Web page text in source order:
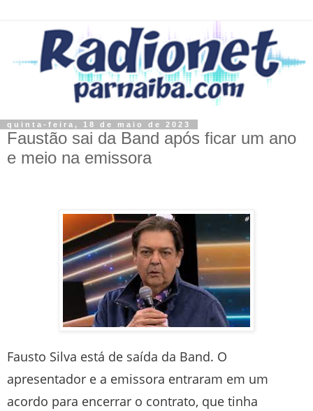
quinta-feira, 18 de maio de 2023
Faustão sai da Band após ficar um ano
e meio na emissora
Fausto Silva está de saída da Band. O
apresentador e a emissora entraram em um
acordo para encerrar o contrato, que tinha